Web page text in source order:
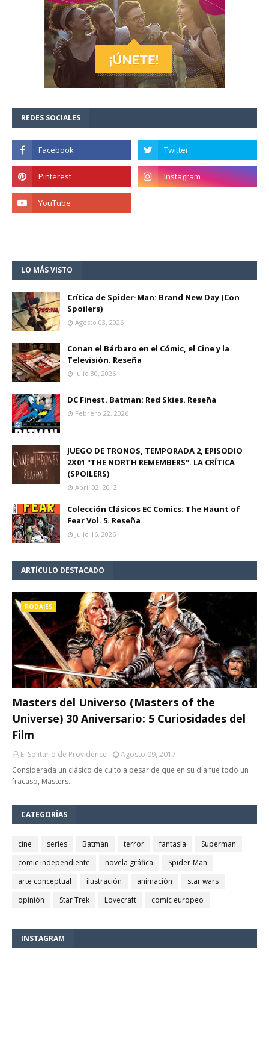
REDES SOCIALES
LO MÁS VISTO
Crítica de Spider-Man: Brand New Day (Con
Spoilers)
Agosto 03, 2026
Conan el Bárbaro en el Cómic, el Cine y la
Televisión. Reseña
Julio 30, 2026
DC Finest. Batman: Red Skies. Reseña
Febrero 22, 2026
JUEGO DE TRONOS, TEMPORADA 2, EPISODIO
2X01 "THE NORTH REMEMBERS". LA CRÍTICA
(SPOILERS)
Abril 02, 2012
Colección Clásicos EC Comics: The Haunt of
Fear Vol. 5. Reseña
Julio 16, 2026
ARTÍCULO DESTACADO
RODAJES
Masters del Universo (Masters of the
Universe) 30 Aniversario: 5 Curiosidades del
Film
El Solitario de Providence
Agosto 09, 2017
Considerada un clásico de culto a pesar de que en su día fue todo un
fracaso, Masters…
CATEGORÍAS
cine series Batman terror fantasía
Superman
comic independiente
novela gráfica
Spider-Man
arte conceptual
ilustración animación
star wars
opinión
Star Trek Lovecraft comic europeo
INSTAGRAM